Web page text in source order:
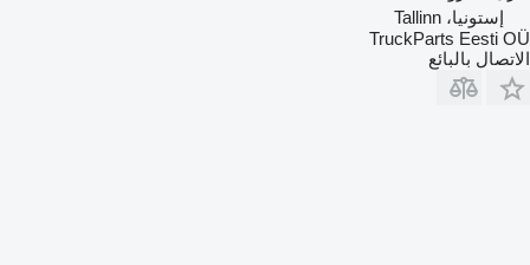
إستونيا، Tallinn
TruckParts Eesti OÜ
الاتصال بالبائع